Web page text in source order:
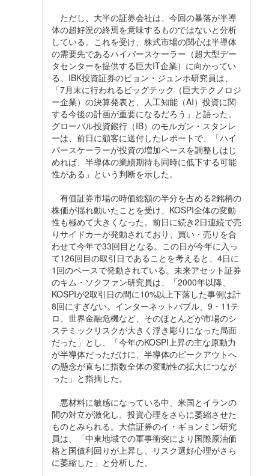
ただし、大半の証券会社は、今回の暴落が半導
体の超好況の終焉を意味するものではないと分析
している。これを受け、株式市場の関心は半導体
の需要先であるハイパースケーラー（超大型デー
タセンターを提供する巨大IT企業）に向かってい
る。IBK投資証券のピョン・ジュンホ研究員は、
「7月末に行われるビッグテック（巨大テクノロジ
ー企業）の決算発表と、人工知能（AI）投資に関
する今後の計画が重要になるだろう」と語った。
グローバル投資銀行（IB）のモルガン・スタンレ
ーは、前日に顧客に送付したレポートで、「ハイ
パースケーラーが投資の増加ペースを調整しはじ
めれば、半導体の業績期待も同時に低下する可能
性がある」という判断を示した。
有価証券市場の時価総額の半分を占める2銘柄の
株価が揺れ動いたことを受け、KOSPI全体の変動
性も極めて大きくなった。前日に続き2日連続で売
りサイドカーが発動されており、買い・売りを合
わせて今年で33回目となる。この日が今年に入っ
て126回目の取引日であることを考えると、4日に
1回のペースで発動されている。未来アセット証券
のキム・ソクファン研究員は、「2000年以降、
KOSPIが2取引日の間に10%以上下落した事例は計
8回にすぎない。インターネットバブル、9・11テ
ロ、世界金融危機など、そのほとんどが市場のシ
ステミックリスクが大きく浮き彫りになった局面
だった」とし、「今年のKOSPI上昇の主な原動力
が半導体だっただけに、半導体のピークアウトへ
の懸念が直ちに指数全体の変動性の拡大につなが
った」と指摘した。
悪材料に敏感になっている中、米国とイランの
間の対立が激化し、投資心理をさらに萎縮させた
ものとみられる。大信証券のイ・ギョンミン研究
員は、「中東地域での軍事衝突により国際原油価
格と国債利回りが上昇し、リスク選好心理がさら
に萎縮した」と分析した。